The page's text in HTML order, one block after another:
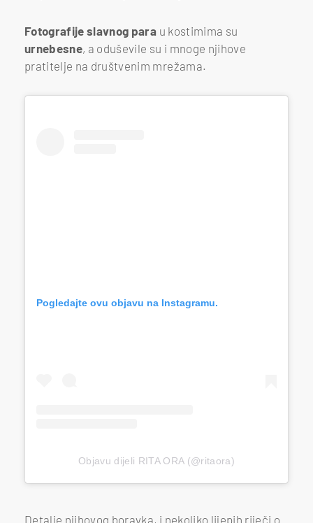
Fotografije slavnog para u kostimima su
urnebesne, a oduševile su i mnoge njihove
pratitelje na društvenim mrežama.
Pogledajte ovu objavu na Instagramu.
Objavu dijeli RITA ORA (@ritaora)
Detalje njihovog boravka, i nekoliko lijepih riječi o